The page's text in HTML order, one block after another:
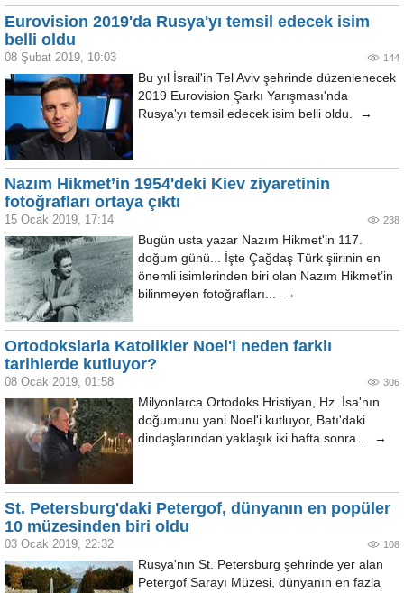
Eurovision 2019'da Rusya'yı temsil edecek isim
belli oldu
08 Şubat 2019, 10:03 144
Bu yıl İsrail'in Tel Aviv şehrinde düzenlenecek
2019 Eurovision Şarkı Yarışması'nda
Rusya'yı temsil edecek isim belli oldu. →
Nazım Hikmet’in 1954'deki Kiev ziyaretinin
fotoğrafları ortaya çıktı
15 Ocak 2019, 17:14 238
Bugün usta yazar Nazım Hikmet'in 117.
doğum günü... İşte Çağdaş Türk şiirinin en
önemli isimlerinden biri olan Nazım Hikmet’in
bilinmeyen fotoğrafları... →
Ortodokslarla Katolikler Noel'i neden farklı
tarihlerde kutluyor?
08 Ocak 2019, 01:58 306
Milyonlarca Ortodoks Hristiyan, Hz. İsa'nın
doğumunu yani Noel'i kutluyor, Batı'daki
dindaşlarından yaklaşık iki hafta sonra... →
St. Petersburg'daki Petergof, dünyanın en popüler
10 müzesinden biri oldu
03 Ocak 2019, 22:32 108
Rusya'nın St. Petersburg şehrinde yer alan
Petergof Sarayı Müzesi, dünyanın en fazla